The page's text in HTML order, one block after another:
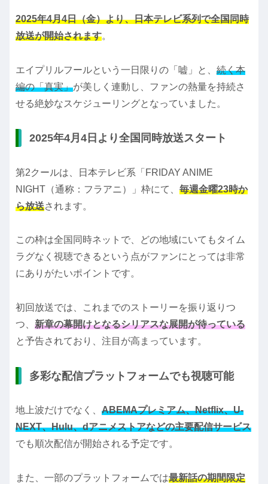
2025年4月4日（金）より、日本テレビ系列で全国同時
放送が開始されます。
エイプリルフールという一日限りの「嘘」と、 続く本
編の「真実」が美しく連動し、ファンの熱量を持続さ
せる絶妙なスケジューリングとなっていました。
2025年4月4日より全国同時放送スタート
第2クールは、日本テレビ系「FRIDAY ANIME
NIGHT（通称：フラアニ）」枠にて、 毎週金曜23時か
ら放送されます。
この枠は全国同時ネットで、どの地域にいてもタイム
ラグなく視聴できるという点がファンにとっては非常
にありがたいポイントです。
初回放送では、これまでのストーリーを振り返りつ
つ、 新章の幕開けとなるシリアスな展開が待っている
と予告されており、注目が高まっています。
多彩な配信プラットフォームでも視聴可能
地上波だけでなく、 ABEMAプレミアム、Netflix、U-
NEXT、Hulu、dアニメストアなどの主要配信サービス
でも順次配信が開始される予定です。
また、一部のプラットフォームでは最新話の期間限定